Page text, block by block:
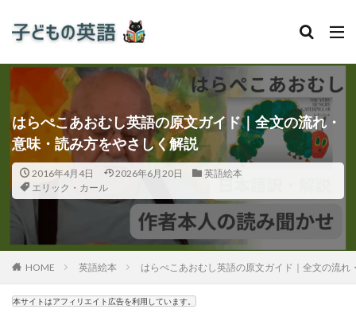
はらぺこあおむし英語の原文ガイド｜全文の流れ・
意味・読み方をやさしく解説
2016年4月4日 2026年6月20日
英語絵本
エリック・カール
HOME 英語絵本 はらぺこあおむし英語の原文ガイド｜全文の流れ
本サイトはアフィリエイト広告を利用しています。